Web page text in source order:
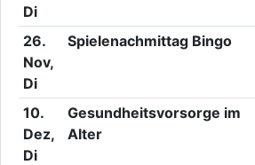
Di
26.
Nov,
Di
Spielenachmittag Bingo
10.
Dez,
Di
Gesundheitsvorsorge im
Alter